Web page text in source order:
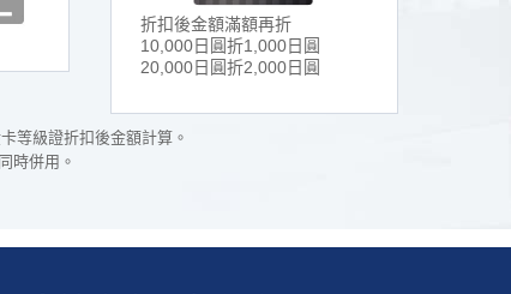
折扣後金額滿額再折
10,000日圓折1,000日圓
20,000日圓折2,000日圓
等級證折扣後金額計算。
時併用。